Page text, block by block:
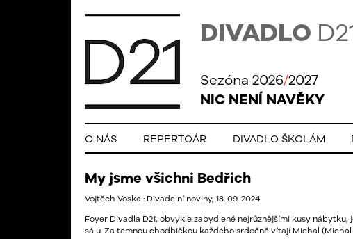
DIVADLO
Sezóna 2026/2027
NIC NENÍ NAVĚKY
O NÁS REPERTOÁR DIVADLO ŠKOLÁM
My jsme všichni Bedřich
Vojtěch Voska : Divadelní noviny, 18. 09. 2024
Foyer Divadla D21, obvykle zabydlené nejrůznějšími kusy
sálu. Za temnou chodbičkou každého srdečně vítají Michal